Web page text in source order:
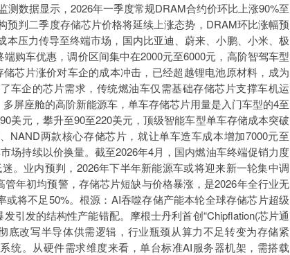
测数据显示，2026年一季度常规DRAM合约价环比上涨90%至
预判二季度存储芯片价格将延续上涨态势，DRAM环比涨幅预
本压力传导至终端市场，国内比亚迪、蔚来、小鹏、小米、极
购车优惠，调价区间集中在2000元至6000元，高阶智驾车型
芯片涨价对车企的成本冲击，已经超越锂电池原材料，成为
车企的芯片需求，传统燃油车仅需基础存储芯片支撑车机运
屏座舱的高阶新能源车，单车存储芯片用量是入门车型的4至
美元，攀升至90至220美元，顶级智能车型单车存储成本突破
NAND两款核心存储芯片，就让单车造车成本增加7000元至
场持续以价换量。截至2026年4月，国内燃油车终端促销力度
。业内预判，2026年下半年新能源车或将迎来新一轮集中调
年初均预警，存储芯片短缺与价格暴涨，是2026年全行业无
将不足50%。根源：AI吞噬存储产能本轮全球存储芯片超级
引发的结构性产能错配。摩根士丹利首创“Chipflation(芯片通
底改写半导体供需逻辑，行业瓶颈从算力不足转变为存储紧
统。从硬件需求维度来看，单台标准AI服务器机架，需搭载